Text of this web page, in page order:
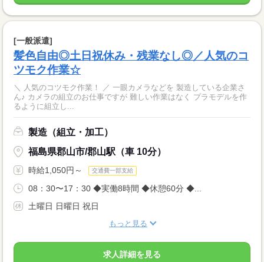
[一般派遣]
髪色自由◎土日祝休み・残業なし◎／人気のコ
ツモク作業☆
＼ 人気のコツモク作業！ ／ 一眼カメラなどを 製造している企業さ
ん♪ カメラの組立のお仕事ですが 難しい作業はなく プラモデルを作
るように組立し...
製造（組立・加工）
福島県郡山市/郡山駅（車 10分）
時給1,050円～ 交通費一部支給
08：30〜17：30 ◆実働8時間 ◆休憩60分 ◆...
土曜日 日曜日 祝日
もっと見る
求人詳細を見る